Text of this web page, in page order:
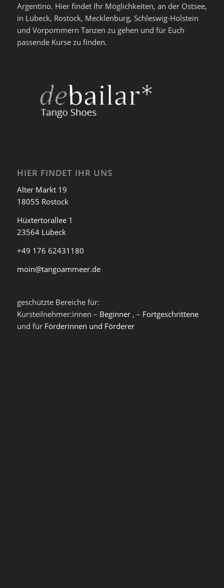
Argentino. Hier findet Ihr Möglichkeiten, an der Ostsee,
in Lübeck, Rostock, Mecklenburg, Schleswig-Holstein
und Vorpommern Tanzen zu gehen und für Euch
passende Kurse zu finden.
HIER FINDET IHR UNS
Alter Markt 19
18055 Rostock
Hüxtertorallee 1
23564 Lübeck
+49 176 62431180
moin@tangoammeer.de
geschützte Bereiche für:
Kursteilnehmer:innen – Beginner, – Fortgeschrittene
und für Förderinnen und Förderer